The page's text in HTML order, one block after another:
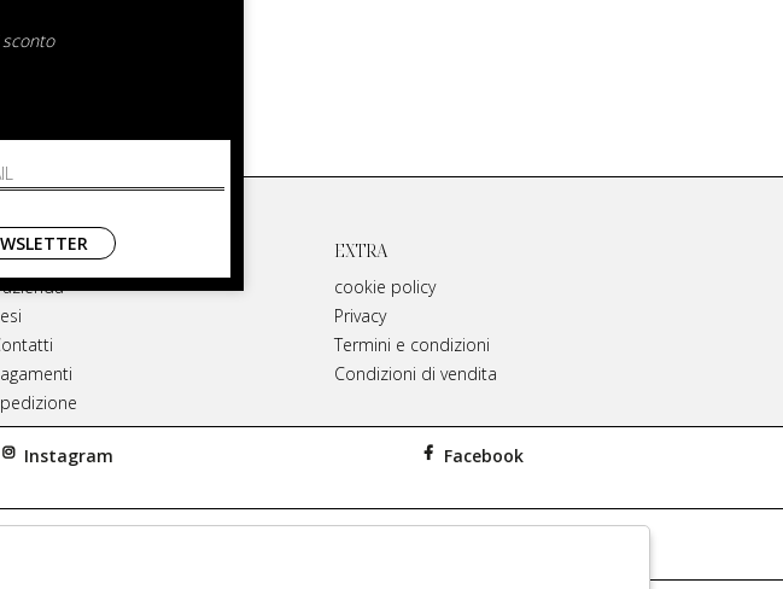
EXTRA
cookie policy
Privacy
Termini e condizioni
Condizioni di vendita
Instagram Facebook